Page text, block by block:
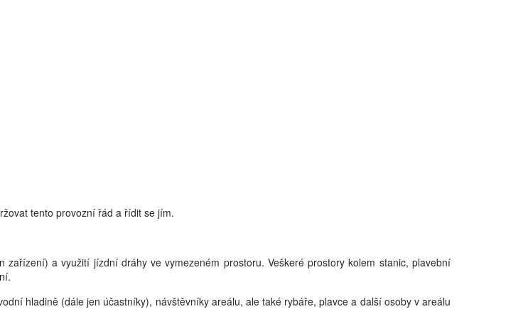
tento provozní řád a řídit se jím.
a využití jízdní dráhy ve vymezeném prostoru. Veškeré prostory kolem stanic, plavební
hladině (dále jen účastníky), návštěvníky areálu, ale také rybáře, plavce a další osoby v areálu